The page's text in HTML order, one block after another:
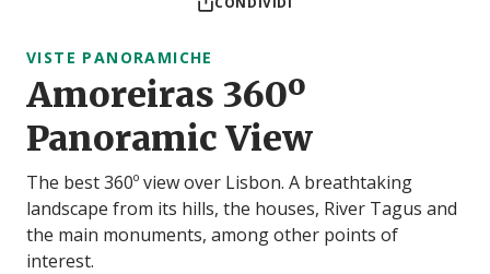
VISTE PANORAMICHE
Amoreiras 360º
Panoramic View
The best 360º view over Lisbon. A breathtaking
landscape from its hills, the houses, River Tagus and
the main monuments, among other points of
interest.